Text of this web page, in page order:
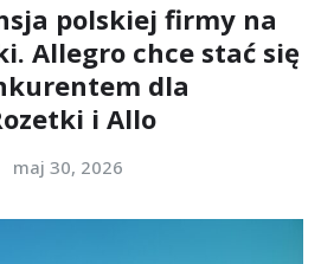
polskiej firmy na
Allegro chce stać się
dla
i Allo
maj 30, 2026